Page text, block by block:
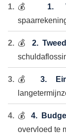
💰 1.
💰 2.
💰3.
💰4.
overvloed te